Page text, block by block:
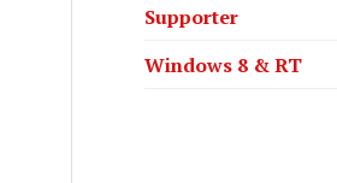
Supporter
Windows 8 & RT